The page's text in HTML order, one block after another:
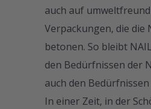
auch auf
Verpackungen, die die
betonen. So bleibt
den Bedürfnissen der
auch den
In einer Zeit, in der